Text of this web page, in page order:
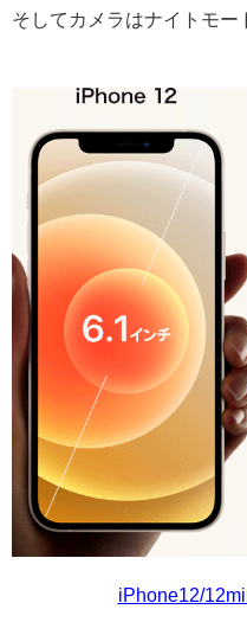
そしてカメラはナイトモー
iPhone12/